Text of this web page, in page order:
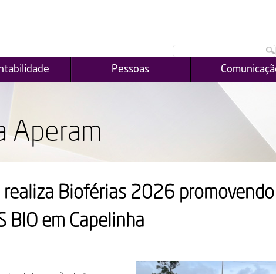
Pessoas
Aperam
realiza Bioférias 2026
BIO em Capelinha